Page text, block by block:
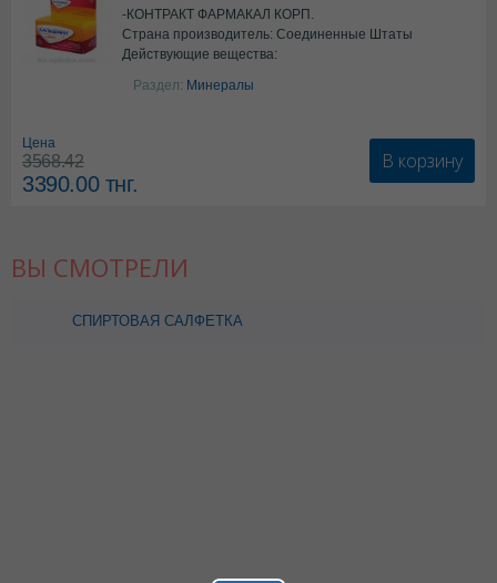
-КОНТРАКТ ФАРМАКАЛ КОРП.
Страна производитель: Соединенные Штаты
Америки
Действующие вещества:
Колекальциферол+Кальция
карбонат
Раздел: Минералы
Цена
3568.42
3390.00тнг.
В корзину
ВЫ СМОТРЕЛИ
СПИРТОВАЯ САЛФЕТКА